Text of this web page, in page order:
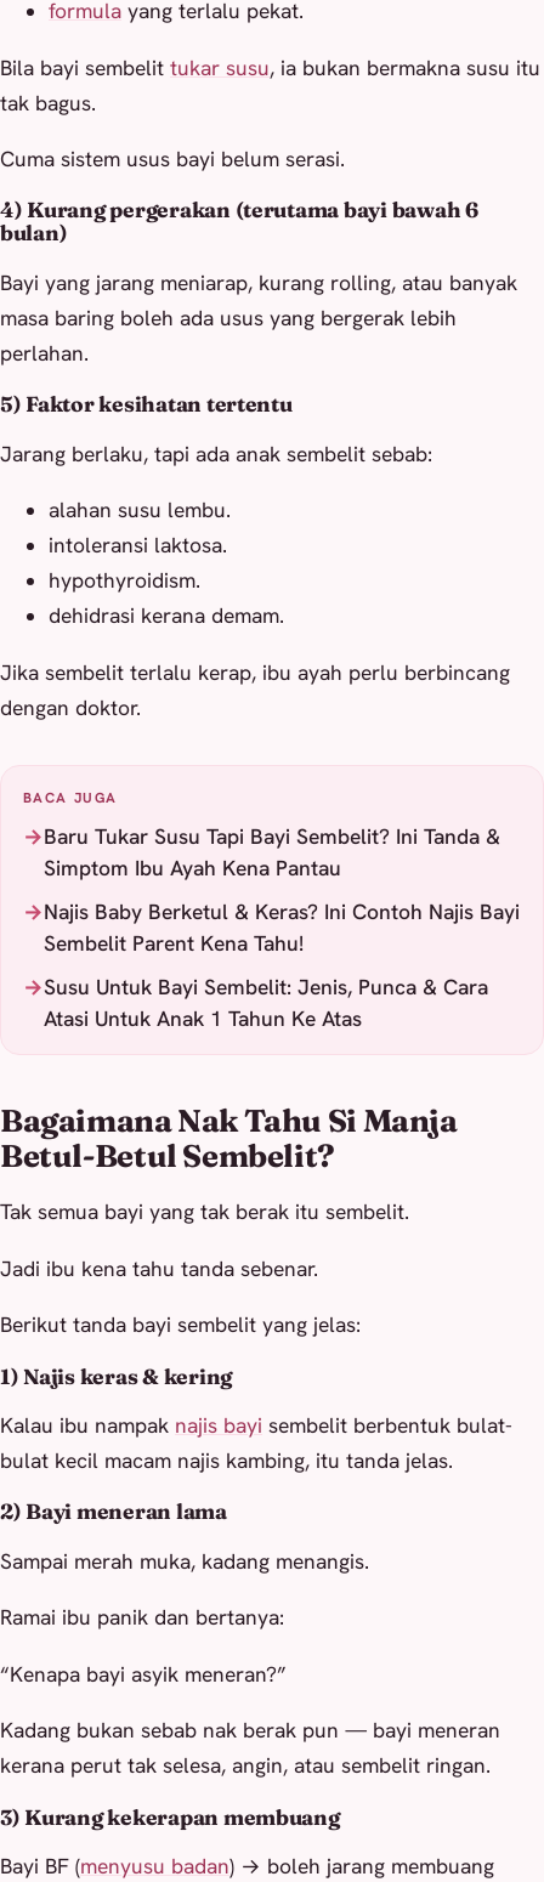
formula yang terlalu pekat.
Bila bayi sembelit tukar susu, ia bukan bermakna susu itu
tak bagus.
Cuma sistem usus bayi belum serasi.
4) Kurang pergerakan (terutama bayi bawah 6
bulan)
Bayi yang jarang meniarap, kurang rolling, atau banyak
masa baring boleh ada usus yang bergerak lebih
perlahan.
5) Faktor kesihatan tertentu
Jarang berlaku, tapi ada anak sembelit sebab:
alahan susu lembu.
intoleransi laktosa.
hypothyroidism.
dehidrasi kerana demam.
Jika sembelit terlalu kerap, ibu ayah perlu berbincang
dengan doktor.
BACA JUGA
Baru Tukar Susu Tapi Bayi Sembelit? Ini Tanda &
Simptom Ibu Ayah Kena Pantau
Najis Baby Berketul & Keras? Ini Contoh Najis Bayi
Sembelit Parent Kena Tahu!
Susu Untuk Bayi Sembelit: Jenis, Punca & Cara
Atasi Untuk Anak 1 Tahun Ke Atas
Bagaimana Nak Tahu Si Manja
Betul-Betul Sembelit?
Tak semua bayi yang tak berak itu sembelit.
Jadi ibu kena tahu tanda sebenar.
Berikut tanda bayi sembelit yang jelas:
1) Najis keras & kering
Kalau ibu nampak najis bayi sembelit berbentuk bulat-
bulat kecil macam najis kambing, itu tanda jelas.
2) Bayi meneran lama
Sampai merah muka, kadang menangis.
Ramai ibu panik dan bertanya:
“Kenapa bayi asyik meneran?”
Kadang bukan sebab nak berak pun — bayi meneran
kerana perut tak selesa, angin, atau sembelit ringan.
3) Kurang kekerapan membuang
Bayi BF (menyusu badan) → boleh jarang membuang